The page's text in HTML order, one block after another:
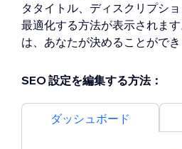
タタイトル、ディスクリプシ
最適化する方法が表示されま
は、あなたが決めることができ
SEO 設定を編集する方法：
ダッシュボード